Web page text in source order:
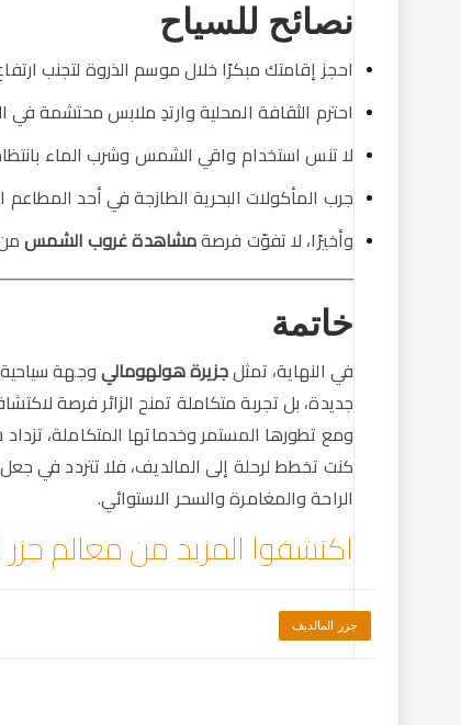
نصائح للسياح
احجز إقامتك مبكرًا خلال موسم الذروة لتجنب
احترم الثقافة المحلية وارتدِ ملابس محتشمة في
لا تنس استخدام واقي الشمس وشرب الماء بانتظام
جرب المأكولات البحرية الطازجة في أحد المطاعم
وأخيرًا، لا تفوّت فرصةمشاهدة غروب الشمسمن
خاتمة
في النهاية، تمثلجزيرة هولهوماليوجهة
جديدة، بل تجربة متكاملة تمنح الزائر فرصة
ومع تطورها المستمر وخدماتها المتكاملة،
كنت تخطط لرحلة إلى المالديف، فلا تتردد في
الراحة والمغامرة والسحر الاستوائي.
اكتشفوا المزيد من معالم جزر
جزر المالديف